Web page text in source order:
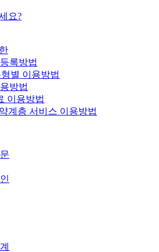
요?
록방법
별 이용방법
방법
이용방법
계층 서비스 이용방법